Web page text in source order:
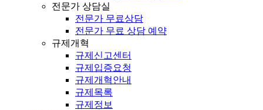
전문가 상담실
전문가 무료상담
전문가 무료 상담 예약
규제개혁
규제신고센터
규제입증요청
규제개혁안내
규제목록
규제정보